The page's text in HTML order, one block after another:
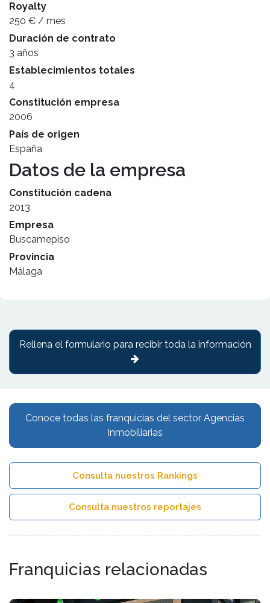
Royalty
250 € / mes
Duración de contrato
3 años
Establecimientos totales
4
Constitución empresa
2006
País de origen
España
Datos de la empresa
Constitución cadena
2013
Empresa
Buscamepiso
Provincia
Málaga
Conoce todas las franquicias del sector Agencias
Inmobiliarias
Consulta nuestros Rankings
Consulta nuestros reportajes
Franquicias relacionadas